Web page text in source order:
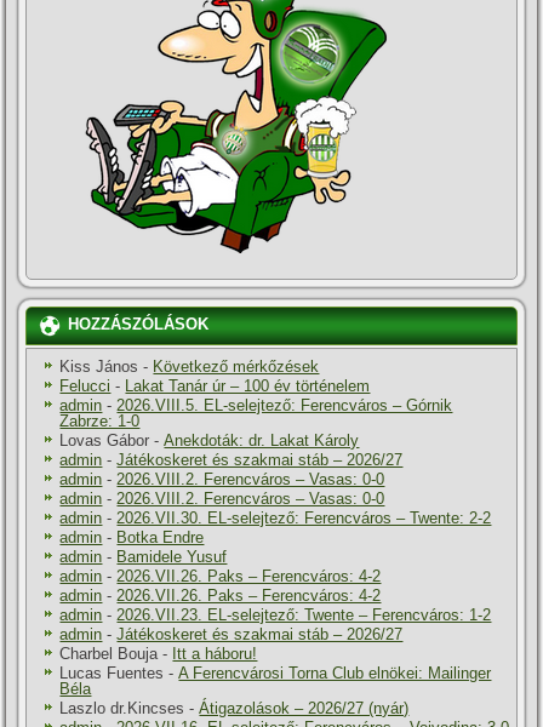
HOZZÁSZÓLÁSOK
Kiss János - Következő mérkőzések
Felucci - Lakat Tanár úr – 100 év történelem
admin - 2026.VIII.5. EL-selejtező: Ferencváros – Górnik
Zabrze: 1-0
Lovas Gábor -Anekdoták: dr. Lakat Károly
admin -Játékoskeret és szakmai stáb – 2026/27
admin - 2026.VIII.2. Ferencváros – Vasas: 0-0
admin - 2026.VIII.2. Ferencváros – Vasas: 0-0
admin - 2026.VII.30. EL-selejtező: Ferencváros – Twente: 2-2
admin - Botka Endre
admin - Bamidele Yusuf
admin - 2026.VII.26. Paks – Ferencváros: 4-2
admin - 2026.VII.26. Paks – Ferencváros: 4-2
admin - 2026.VII.23. EL-selejtező: Twente – Ferencváros: 1-2
admin -Játékoskeret és szakmai stáb – 2026/27
Charbel Bouja - Itt a háboru!
Lucas Fuentes -A Ferencvárosi Torna Club elnökei: Mailinger
Béla
Laszlo dr.Kincses -Átigazolások – 2026/27 (nyár)